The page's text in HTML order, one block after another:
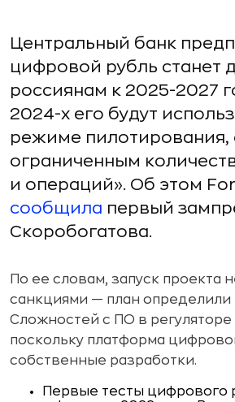
Центральный банк
цифровой рубль станет
россиянам к 2025-2027
2024-х его будут
режиме пилотирования,
ограниченным
и операций». Об этом
сообщила первый
Скоробогатова.
По ее словам, запуск проекта
санкциями — план определили
Сложностей с ПО в регуляторе
поскольку платформа
собственные разработки.
Первые тесты цифрового